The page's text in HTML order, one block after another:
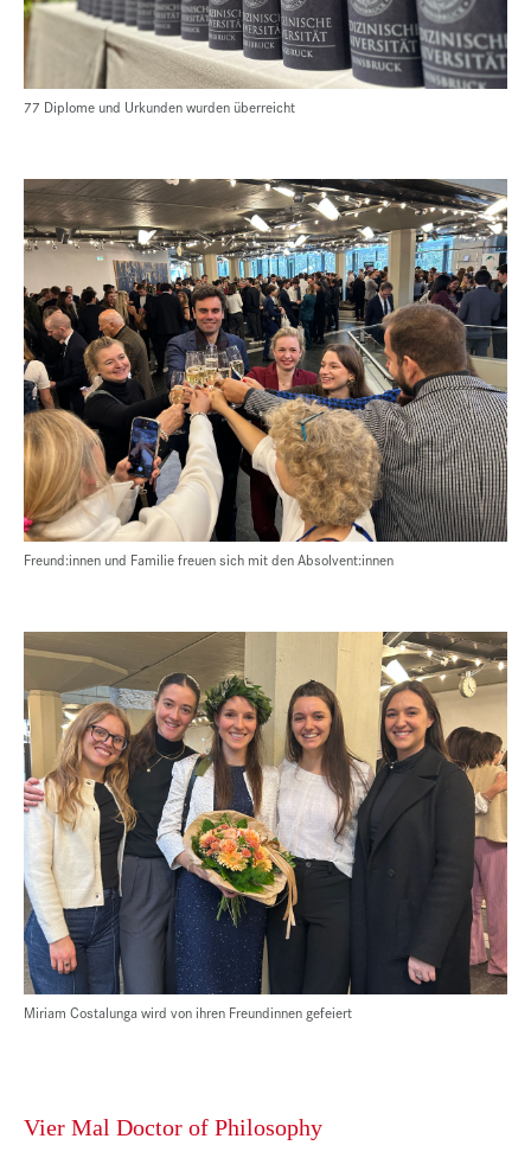
77 Diplome und Urkunden wurden überreicht
Freund:innen und Familie freuen sich mit den Absolvent:innen
Miriam Costalunga wird von ihren Freundinnen gefeiert
Vier Mal Doctor of Philosophy